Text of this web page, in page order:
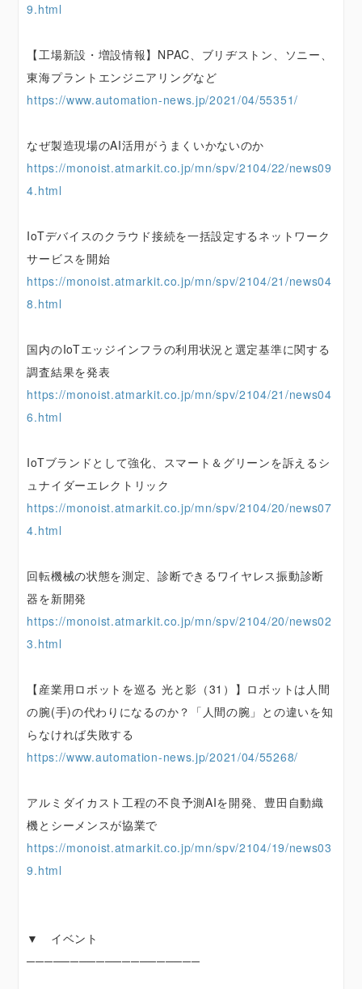
9.html
【工場新設・増設情報】NPAC、ブリヂストン、ソニー、
東海プラントエンジニアリングなど
https://www.automation-news.jp/2021/04/55351/
なぜ製造現場のAI活用がうまくいかないのか
https://monoist.atmarkit.co.jp/mn/spv/2104/22/news09
4.html
IoTデバイスのクラウド接続を一括設定するネットワーク
サービスを開始
https://monoist.atmarkit.co.jp/mn/spv/2104/21/news04
8.html
国内のIoTエッジインフラの利用状況と選定基準に関する
調査結果を発表
https://monoist.atmarkit.co.jp/mn/spv/2104/21/news04
6.html
IoTブランドとして強化、スマート＆グリーンを訴えるシ
ュナイダーエレクトリック
https://monoist.atmarkit.co.jp/mn/spv/2104/20/news07
4.html
回転機械の状態を測定、診断できるワイヤレス振動診断
器を新開発
https://monoist.atmarkit.co.jp/mn/spv/2104/20/news02
3.html
【産業用ロボットを巡る 光と影（31）】ロボットは人間
の腕(手)の代わりになるのか？「人間の腕」との違いを知
らなければ失敗する
https://www.automation-news.jp/2021/04/55268/
アルミダイカスト工程の不良予測AIを開発、豊田自動織
機とシーメンスが協業で
https://monoist.atmarkit.co.jp/mn/spv/2104/19/news03
9.html
▼ イベント
────────────────────